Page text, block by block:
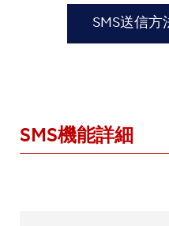
SMS送信方
SMS機能詳細